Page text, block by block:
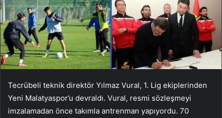
Tecrübeli teknik direktör Yılmaz Vural, 1. Lig ekiplerinden
Yeni Malatyaspor’u devraldı. Vural, resmi sözleşmeyi
imzalamadan önce takımla antrenman yapıyordu. 70